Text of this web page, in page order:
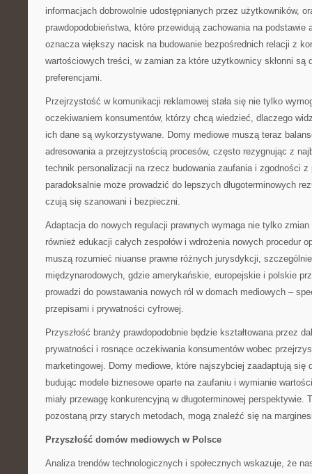
informacjach dobrowolnie udostępnianych przez użytkowników,
prawdopodobieństwa, które przewidują zachowania na podstawie
oznacza większy nacisk na budowanie bezpośrednich relacji z
wartościowych treści, w zamian za które użytkownicy skłonni są
preferencjami.
Przejrzystość w komunikacji reklamowej stała się nie tylko
oczekiwaniem konsumentów, którzy chcą wiedzieć, dlaczego
ich dane są wykorzystywane. Domy mediowe muszą teraz
adresowania a przejrzystością procesów, często rezygnując z
technik personalizacji na rzecz budowania zaufania i zgodności z
paradoksalnie może prowadzić do lepszych długoterminowych
czują się szanowani i bezpieczni.
Adaptacja do nowych regulacji prawnych wymaga nie tylko
również edukacji całych zespołów i wdrożenia nowych procedur
muszą rozumieć niuanse prawne różnych jurysdykcji,
międzynarodowych, gdzie amerykańskie, europejskie i polskie
prowadzi do powstawania nowych ról w domach mediowych –
przepisami i prywatności cyfrowej.
Przyszłość branży prawdopodobnie będzie kształtowana przez
prywatności i rosnące oczekiwania konsumentów wobec
marketingowej. Domy mediowe, które najszybciej zaadaptują się
budując modele biznesowe oparte na zaufaniu i wymianie
miały przewagę konkurencyjną w długoterminowej perspektywie.
pozostaną przy starych metodach, mogą znaleźć się na
Przyszłość domów mediowych w Polsce
Analiza trendów technologicznych i społecznych wskazuje, że